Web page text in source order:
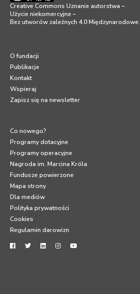
Creative Commons Uznanie autorstwa –
Użycie niekomercyjne –
Bez utworów zależnych 4.0 Międzynarodowe.
O fundacji
Publikacje
Kontakt
Wspieraj
Zapisz się na newsletter
Co nowego?
Programy dotacyjne
Programy operacyjne
Nagroda im. Marcina Króla
Fundusze powierzone
Mapa strony
Dla mediów
Polityka prywatności
Cookies
Regulamin darowizn